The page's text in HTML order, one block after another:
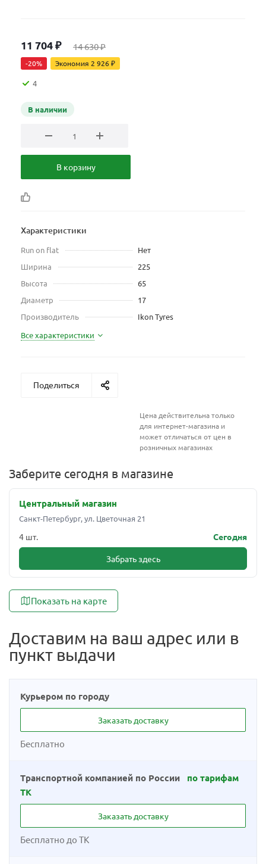
11 704₽ 14 630₽
-20% Экономия 2 926₽
4
В наличии
В корзину
Характеристики
Run on flat
Нет
Ширина
225
Высота
65
Диаметр
17
Производитель
Ikon Tyres
Все характеристики
Поделиться
Цена действительна только
для интернет-магазина и
может отличаться от цен в
розничных магазинах
Заберите сегодня в магазине
Центральный магазин
Санкт-Петербург, ул. Цветочная 21
4 шт. Сегодня
Забрать здесь
Показать на карте
Доставим на ваш адрес или в
пункт выдачи
Курьером по городу
Бесплатно
Заказать доставку
Транспортной компанией по России
по тарифам
ТК
Бесплатно до ТК
Заказать доставку